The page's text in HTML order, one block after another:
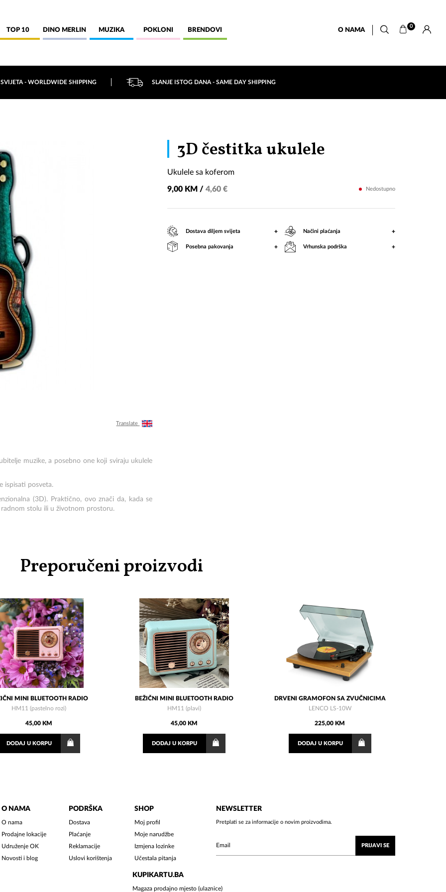
TOP 10 DINO MERLIN MUZIKA POKLONI BRENDOVI O NAMA
0
- WORLDWIDE SHIPPING SLANJE ISTOG DANA - SAME DAY SHIPPING
Translate
muzike, a posebno one koji sviraju ukulele
ispisati posveta.
(3D). Praktično, ovo znači da, kada se
stolu ili u životnom prostoru.
3D čestitka ukulele
koferom
Ukulele sa koferom
9,00 KM /4,60 € Nedostupno
Dostava diljem svijeta + Načini plaćanja +
Posebna pakovanja + Vrhunska podrška +
Preporučeni proizvodi
MINI BLUETOOTH RADIO
HM11 (pastelno rozi)
45,00 KM
DODAJU KORPU
BEŽIČNI MINI BLUETOOTH RADIO
HM11 (plavi)
45,00 KM
DODAJ U KORPU
DRVENI GRAMOFON SA ZVUČNICIMA
LENCO LS-10W
225,00 KM
DODAJU KORPU
O NAMA
O nama
Prodajne lokacije
Udruženje OK
Novosti i blog
PODRŠKA
Dostava
Plaćanje
Reklamacije
Uslovi korištenja
SHOP
Moj profil
Moje narudžbe
Izmjena lozinke
Učestala pitanja
KUPIKARTU.BA
Magaza prodajno mjesto (ulaznice)
NEWSLETTER
Pretplati se za informacije o novim proizvodima.
PRIJAVI SE